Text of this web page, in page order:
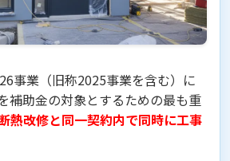
事業（旧称2025事業を含む）に
補助金の対象とするための最も重
熱改修と同一契約内で同時に工事